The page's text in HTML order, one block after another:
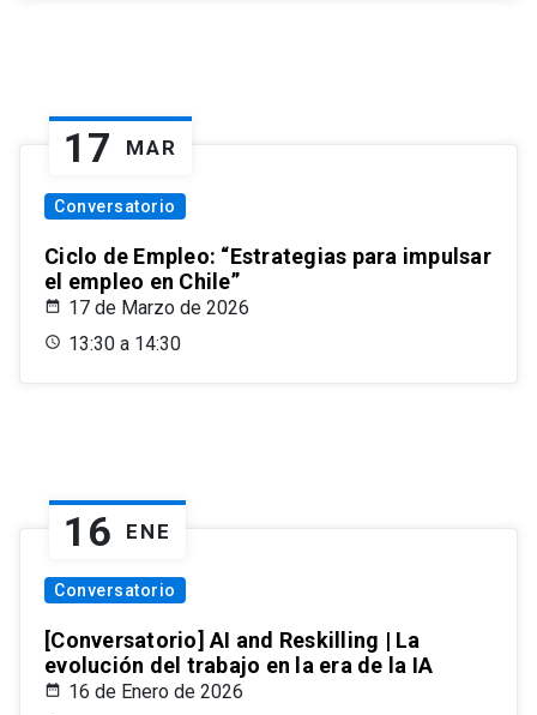
17 MAR
Conversatorio
Ciclo de Empleo: “Estrategias para impulsar
el empleo en Chile”
17 de Marzo de 2026
13:30 a 14:30
16 ENE
Conversatorio
[Conversatorio] AI and Reskilling | La
evolución del trabajo en la era de la IA
16 de Enero de 2026